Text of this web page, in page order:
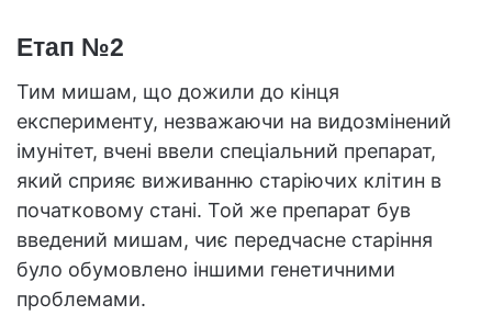
Етап №2
Тим мишам, що дожили до кінця
експерименту, незважаючи на видозмінений
імунітет, вчені ввели спеціальний препарат,
який сприяє виживанню старіючих клітин в
початковому стані. Той же препарат був
введений мишам, чиє передчасне старіння
було обумовлено іншими генетичними
проблемами.